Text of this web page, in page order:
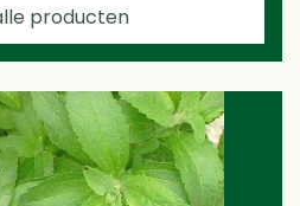
producten